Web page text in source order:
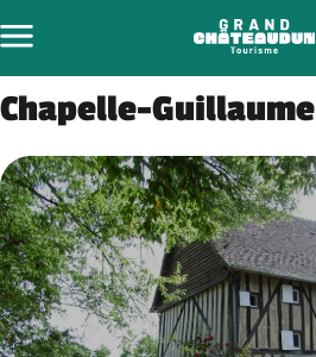
au
contenu
Chapelle-Guillaume